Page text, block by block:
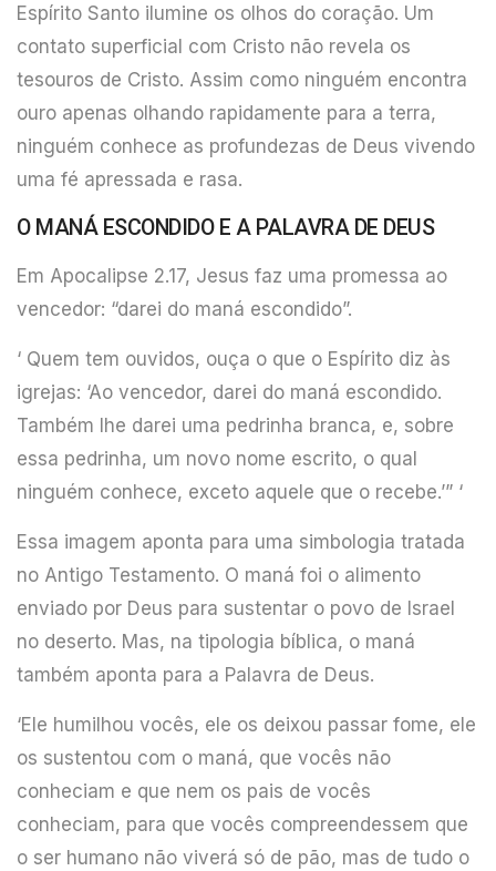
Espírito Santo ilumine os olhos do coração. Um
contato superficial com Cristo não revela os
tesouros de Cristo. Assim como ninguém encontra
ouro apenas olhando rapidamente para a terra,
ninguém conhece as profundezas de Deus vivendo
uma fé apressada e rasa.
O MANÁ ESCONDIDO E A PALAVRA DE DEUS
Em Apocalipse 2.17, Jesus faz uma promessa ao
vencedor: “darei do maná escondido”.
‘ Quem tem ouvidos, ouça o que o Espírito diz às
igrejas: ‘Ao vencedor, darei do maná escondido.
Também lhe darei uma pedrinha branca, e, sobre
essa pedrinha, um novo nome escrito, o qual
ninguém conhece, exceto aquele que o recebe.’” ‘
Essa imagem aponta para uma simbologia tratada
no Antigo Testamento. O maná foi o alimento
enviado por Deus para sustentar o povo de Israel
no deserto. Mas, na tipologia bíblica, o maná
também aponta para a Palavra de Deus.
‘Ele humilhou vocês, ele os deixou passar fome, ele
os sustentou com o maná, que vocês não
conheciam e que nem os pais de vocês
conheciam, para que vocês compreendessem que
o ser humano não viverá só de pão, mas de tudo o